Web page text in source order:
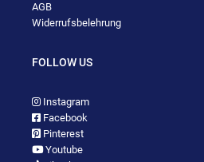
AGB
Widerrufsbelehrung
FOLLOW US
Instagram
Facebook
Pinterest
Youtube